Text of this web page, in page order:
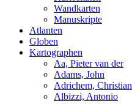
Wandkarten
Manuskripte
Atlanten
Globen
Kartographen
Aa, Pieter van der
Adams, John
Adrichem, Christian
Albizzi, Antonio